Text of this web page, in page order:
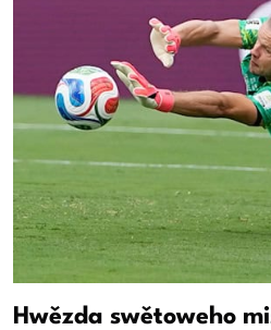
Hwězda swětoweho